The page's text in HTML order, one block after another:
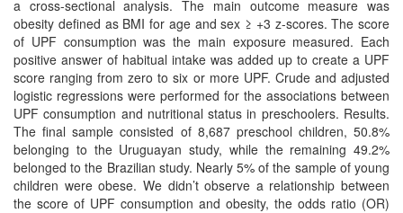
a cross-sectional analysis. The main outcome measure was
obesity defined as BMI for age and sex ≥ +3 z-scores. The score
of UPF consumption was the main exposure measured. Each
positive answer of habitual intake was added up to create a UPF
score ranging from zero to six or more UPF. Crude and adjusted
logistic regressions were performed for the associations between
UPF consumption and nutritional status in preschoolers. Results.
The final sample consisted of 8,687 preschool children, 50.8%
belonging to the Uruguayan study, while the remaining 49.2%
belonged to the Brazilian study. Nearly 5% of the sample of young
children were obese. We didn’t observe a relationship between
the score of UPF consumption and obesity, the odds ratio (OR)